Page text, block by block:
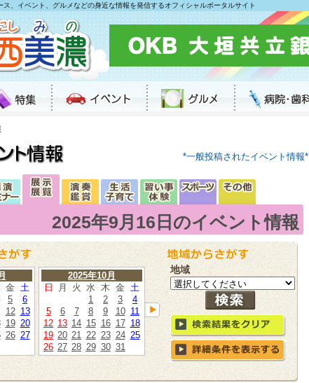
、イベント、グルメなどの身近な情報を発信するオフィシャルポータルサイト
*一般投稿されたイベント情報*
2025年9月16日のイベント情報
金 土
5
6
12 13
19 20
26 27
2025年10月
日
月 火 水 木 金 土
1
2 3
4
5
6 7 8 9 10 11
12 13 14 15 16 17 18
19 20 21 22 23 24 25
26 27 28 29 30 31
地域